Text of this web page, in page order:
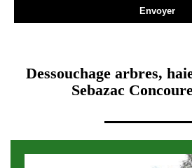
Dessouchage arbres,
Sebazac